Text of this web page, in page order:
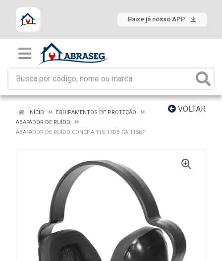
Baixe já nosso APP
VOLTAR
INÍCIO
EQUIPAMENTOS DE PROTEÇÃO
ABAFADOR DE RUÍDO
ABAFADOR DE RUÍDO CONCHA 11S 17DB CA 11567